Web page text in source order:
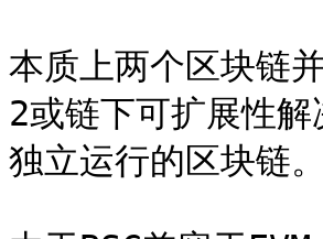
本质上两个区块链
2或链下可扩展性
独立运行的区块链。